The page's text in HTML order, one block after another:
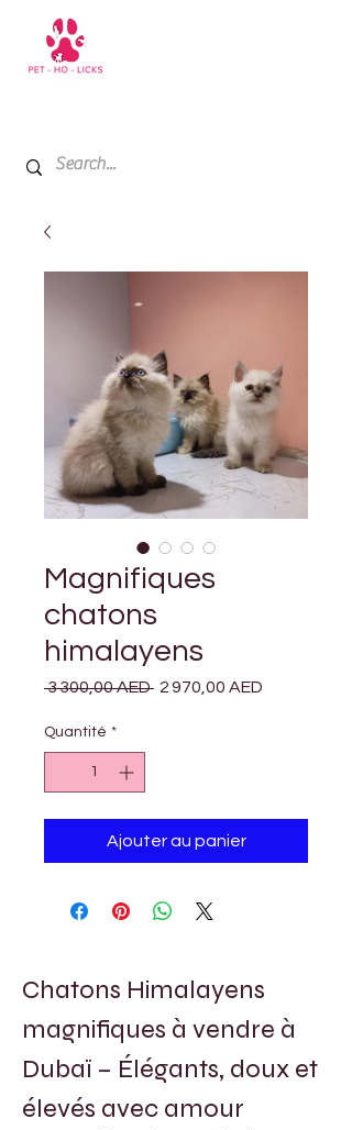
Magnifiques
chatons
himalayens
3 300,00 AED Prix
2 970,00 AED
Quantité *
Ajouter au panier
Chatons Himalayens
magnifiques à vendre à
Dubaï – Élégants, doux et
élevés avec amour